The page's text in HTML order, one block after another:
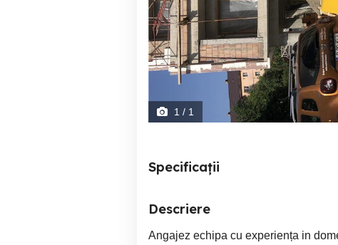
1 / 1
Specificații
Descriere
Angajez echipa cu experiența in